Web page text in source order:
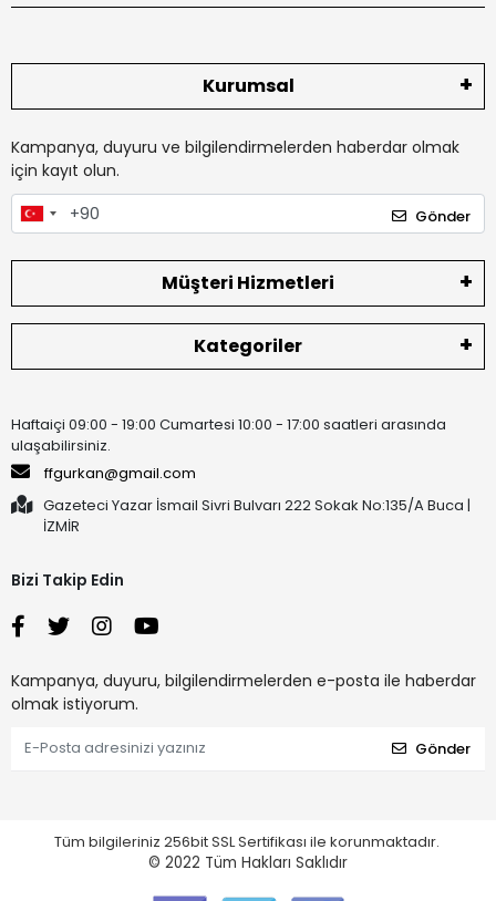
Kurumsal
Kampanya, duyuru ve bilgilendirmelerden haberdar olmak
için kayıt olun.
Gönder
Müşteri Hizmetleri
Kategoriler
Haftaiçi 09:00 - 19:00 Cumartesi 10:00 - 17:00 saatleri arasında
ulaşabilirsiniz.
ffgurkan@gmail.com
Gazeteci Yazar İsmail Sivri Bulvarı 222 Sokak No:135/A Buca |
İZMİR
Bizi Takip Edin
Kampanya, duyuru, bilgilendirmelerden e-posta ile haberdar
olmak istiyorum.
Gönder
Tüm bilgileriniz 256bit SSL Sertifikası ile korunmaktadır.
© 2022 Tüm Hakları Saklıdır